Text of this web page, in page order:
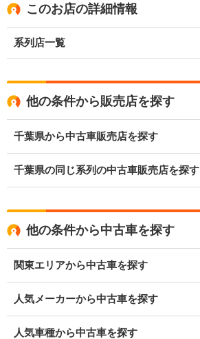
このお店の詳細情報
系列店一覧
他の条件から販売店を探す
千葉県から中古車販売店を探す
千葉県の同じ系列の中古車販売店を探す
他の条件から中古車を探す
関東エリアから中古車を探す
人気メーカーから中古車を探す
人気車種から中古車を探す